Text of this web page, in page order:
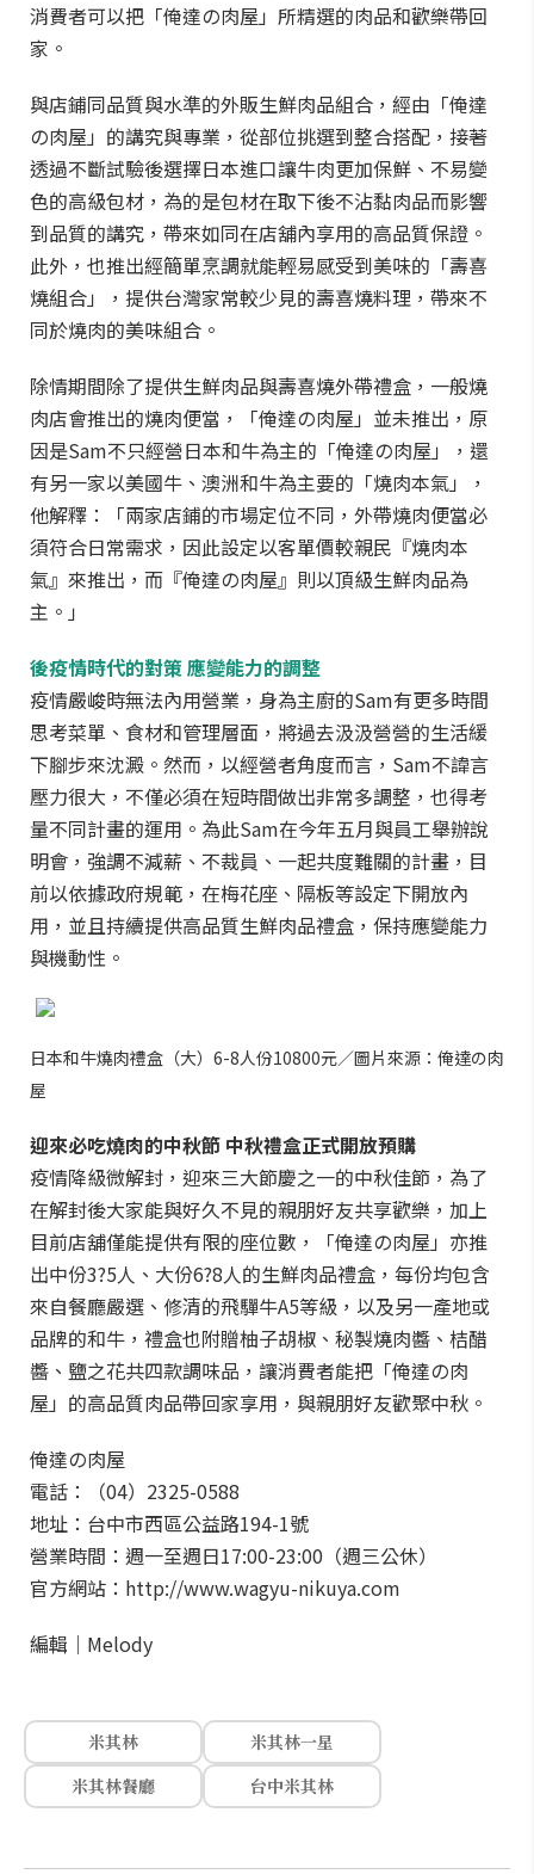
消費者可以把「俺達の肉屋」所精選的肉品和歡樂帶回
家。
與店鋪同品質與水準的外販生鮮肉品組合，經由「俺達
の肉屋」的講究與專業，從部位挑選到整合搭配，接著
透過不斷試驗後選擇日本進口讓牛肉更加保鮮、不易變
色的高級包材，為的是包材在取下後不沾黏肉品而影響
到品質的講究，帶來如同在店舖內享用的高品質保證。
此外，也推出經簡單烹調就能輕易感受到美味的「壽喜
燒組合」，提供台灣家常較少見的壽喜燒料理，帶來不
同於燒肉的美味組合。
除情期間除了提供生鮮肉品與壽喜燒外帶禮盒，一般燒
肉店會推出的燒肉便當，「俺達の肉屋」並未推出，原
因是Sam不只經營日本和牛為主的「俺達の肉屋」，還
有另一家以美國牛、澳洲和牛為主要的「燒肉本氣」，
他解釋：「兩家店鋪的市場定位不同，外帶燒肉便當必
須符合日常需求，因此設定以客單價較親民『燒肉本
氣』來推出，而『俺達の肉屋』則以頂級生鮮肉品為
主。」
後疫情時代的對策 應變能力的調整
疫情嚴峻時無法內用營業，身為主廚的Sam有更多時間
思考菜單、食材和管理層面，將過去汲汲營營的生活緩
下腳步來沈澱。然而，以經營者角度而言，Sam不諱言
壓力很大，不僅必須在短時間做出非常多調整，也得考
量不同計畫的運用。為此Sam在今年五月與員工舉辦說
明會，強調不減薪、不裁員、一起共度難關的計畫，目
前以依據政府規範，在梅花座、隔板等設定下開放內
用，並且持續提供高品質生鮮肉品禮盒，保持應變能力
與機動性。
日本和牛燒肉禮盒（大）6-8人份10800元／圖片來源：俺達の肉
屋
迎來必吃燒肉的中秋節 中秋禮盒正式開放預購
疫情降級微解封，迎來三大節慶之一的中秋佳節，為了
在解封後大家能與好久不見的親朋好友共享歡樂，加上
目前店舖僅能提供有限的座位數，「俺達の肉屋」亦推
出中份3?5人、大份6?8人的生鮮肉品禮盒，每份均包含
來自餐廳嚴選、修清的飛驒牛A5等級，以及另一產地或
品牌的和牛，禮盒也附贈柚子胡椒、秘製燒肉醬、桔醋
醬、鹽之花共四款調味品，讓消費者能把「俺達の肉
屋」的高品質肉品帶回家享用，與親朋好友歡聚中秋。
俺達の肉屋
電話：（04）2325-0588
地址：台中市西區公益路194-1號
營業時間：週一至週日17:00-23:00（週三公休）
官方網站：http://www.wagyu-nikuya.com
編輯｜Melody
米其林
米其林一星
米其林餐廳
台中米其林